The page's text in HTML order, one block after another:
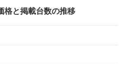
格と掲載台数の推移